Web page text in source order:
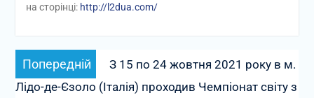
на сторінці: http://l2dua.com/
Навігація
записів
Попередній
запис:
З 15 по 24 жовтня 2021 року в м.
Лідо-де-Єзоло (Італія) проходив Чемпіонат світу з